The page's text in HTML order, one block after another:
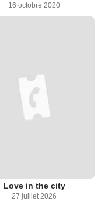
16 octobre 2020
Love in the city
27 juillet 2026